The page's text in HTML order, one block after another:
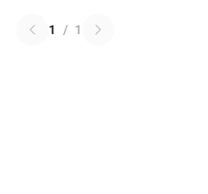
1 / 1